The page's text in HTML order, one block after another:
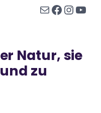
E-Mail Facebook InstagramYouTube
Natur, sie
zu